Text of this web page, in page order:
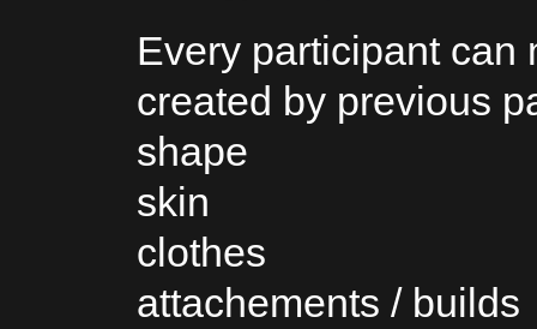
Every participant can
created by previous
shape
skin
clothes
attachements / builds